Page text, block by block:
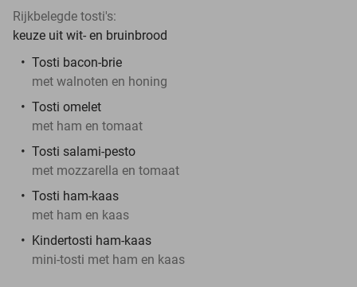
Rijkbelegde tosti's:
keuze uit wit- en bruinbrood
Tosti bacon-brie
met walnoten en honing
Tosti omelet
met ham en tomaat
Tosti salami-pesto
met mozzarella en tomaat
Tosti ham-kaas
met ham en kaas
Kindertosti ham-kaas
mini-tosti met ham en kaas